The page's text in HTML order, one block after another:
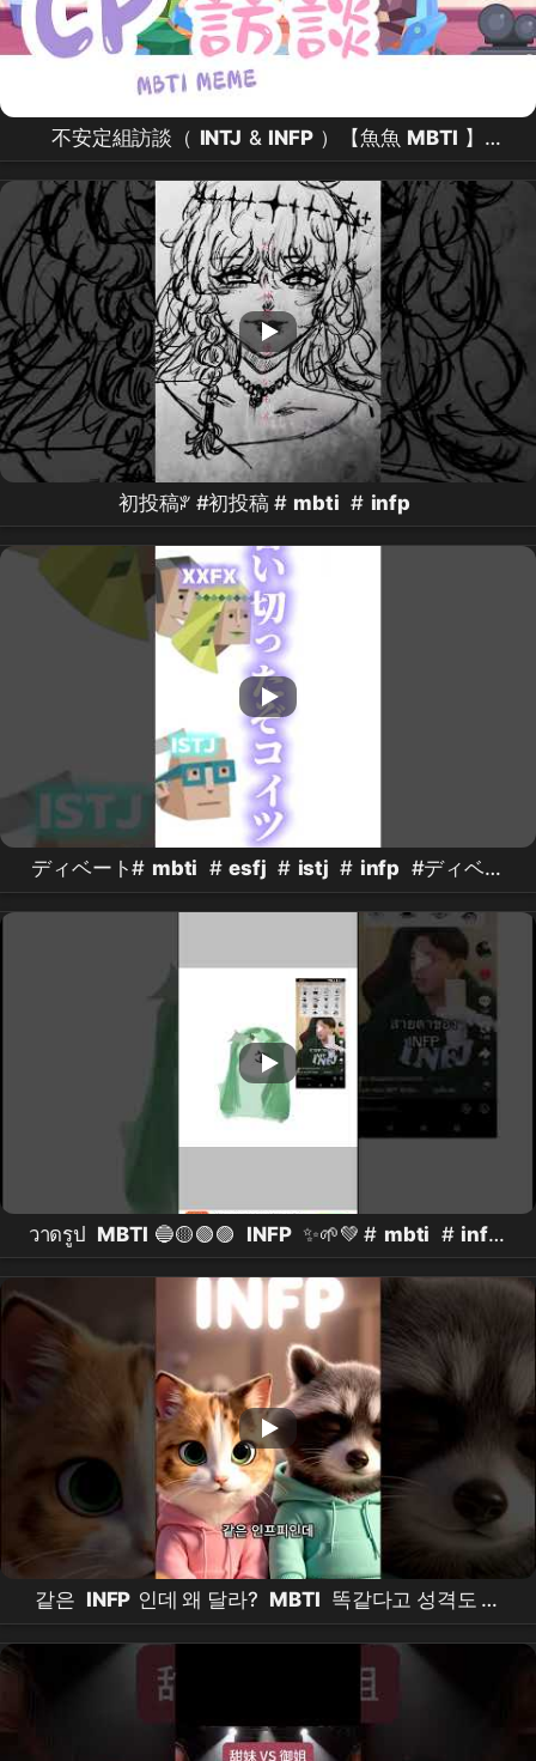
不安定組訪談（ INTJ & INFP ）【魚魚 MBTI 】
# mbti # intj # infp #不安定組 #親密關係
初投稿ꐕ #初投稿 # mbti # infp
ディベート# mbti # esfj # istj # infp #ディベー
ト #討論 #ずっと一緒#愛棒
วาดรูป MBTI 🔵🟡🟢🟣 INFP ✨🌱💚 # mbti # infp
ขอมาได้เลยนะคะ🙏✨✨💖
같은 INFP 인데 왜 달라? MBTI 똑같다고 성격도 다
똑같을 줄 알았지? 🙅‍♀️